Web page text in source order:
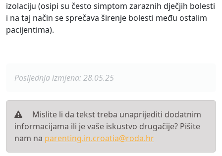
izolaciju (osipi su često simptom zaraznih dječjih bolesti
i na taj način se sprečava širenje bolesti među ostalim
pacijentima).
Posljednja izmjena: 28.05.25
Mislite li da tekst treba unaprijediti dodatnim
informacijama ili je vaše iskustvo drugačije? Pišite
nam na parenting.in.croatia@roda.hr